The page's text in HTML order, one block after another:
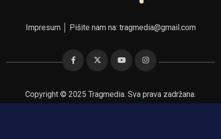
Impresum│ Pišite nam na: tragmedia@gmail.com
Copyright © 2025 Tragmedia. Sva prava zadržana.